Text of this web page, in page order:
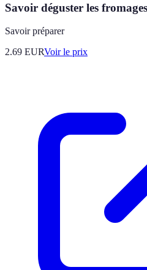
Savoir déguster les
Savoir préparer
2.69 EURVoir le prix